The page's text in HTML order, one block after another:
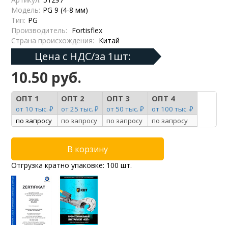
Модель: PG 9 (4-8 мм)
Тип: PG
Производитель: Fortisflex
Страна происхождения: Китай
Цена с НДС/за 1шт:
10.50 руб.
ОПТ 1
от 10 тыс. ₽
ОПТ 2
от 25 тыс. ₽
ОПТ 3
от 50 тыс. ₽
ОПТ 4
от 100 тыс. ₽
по запросу
по запросу по запросу по запросу
Отгрузка кратно упаковке: 100 шт.